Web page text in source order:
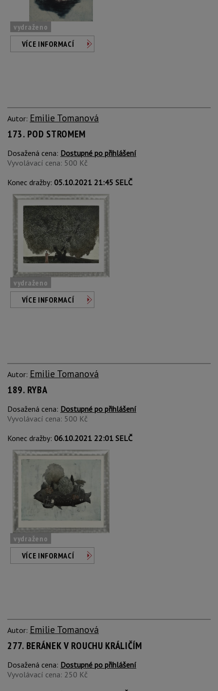
vydraženo
VÍCE INFORMACÍ
Autor: Emilie Tomanová
173. POD STROMEM
Dosažená cena: Dostupné po přihlášení
Vyvolávací cena: 500 Kč
Konec dražby: 05.10.2021 21:45 SELČ
vydraženo
VÍCE INFORMACÍ
Autor: Emilie Tomanová
189. RYBA
Dosažená cena: Dostupné po přihlášení
Vyvolávací cena: 500 Kč
Konec dražby: 06.10.2021 22:01 SELČ
vydraženo
VÍCE INFORMACÍ
Autor: Emilie Tomanová
277. BERÁNEK V ROUCHU KRÁLIČÍM
Dosažená cena: Dostupné po přihlášení
Vyvolávací cena: 250 Kč